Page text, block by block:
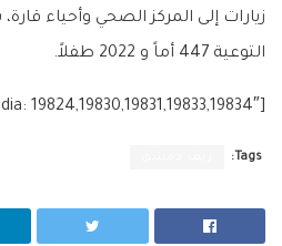
زيارات إلى المركز الصحي وأحياء
التوعية 447 أماً و 2022 طفلاً.
[g_slider2 source=”media: 19824,19830,19831,19833,19834″]
Tags: